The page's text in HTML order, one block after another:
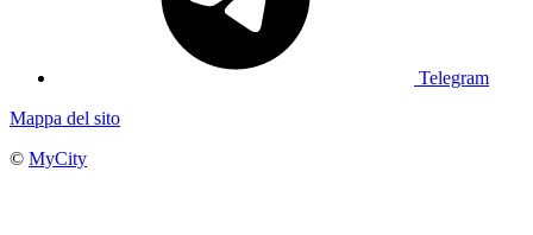
Telegram
Mappa del sito
© MyCity